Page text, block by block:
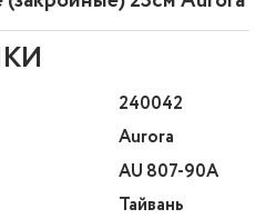
240042
Aurora
AU 807-90A
Тайвань